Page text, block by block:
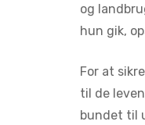
og
hun gik,
For at
til de
bundet til